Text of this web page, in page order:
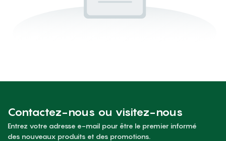
Contactez-nous ou visitez-nous
Entrez votre adresse e-mail pour être le premier informé
des nouveaux produits et des promotions.